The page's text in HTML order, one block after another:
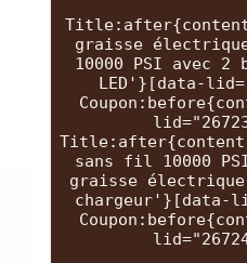
graisse
10000 PSI avec
LED'}[data-
sans fil 10000
graisse
chargeur'}[data-